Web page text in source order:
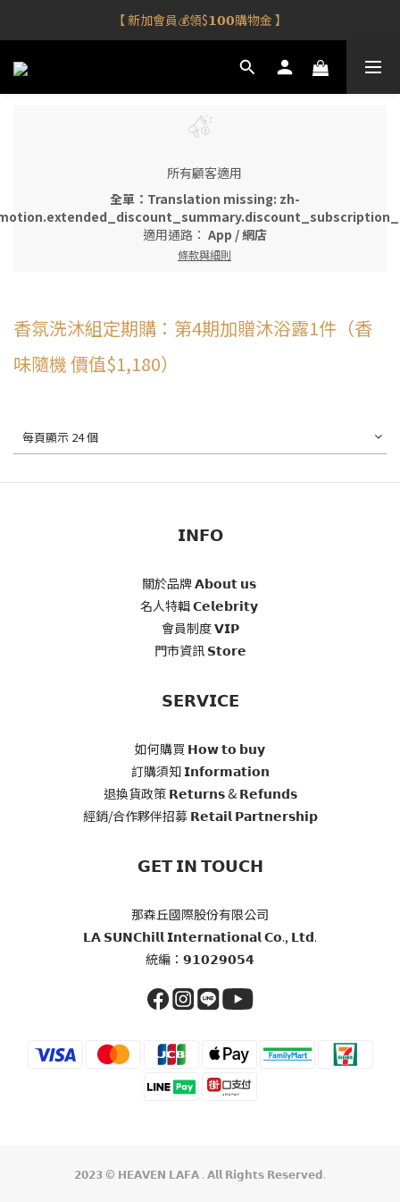
【 限時滿額😎抽王陽明跨界禮盒】
【 新加會員💰領$𝟭𝟬𝟬購物金 】
【新品到！車用香氛✨任選𝟮件享𝟵𝟱折⮕】
所有顧客適用
全單：Translation missing: zh-
適用通路： App /網店
條款與細則
香氛洗沐組定期購：第4期加贈沐浴露1件（香
味隨機 價值$1,180）
每頁顯示 24 個
𝗜𝗡𝗙𝗢
關於品牌 𝗔𝗯𝗼𝘂𝘁 𝘂𝘀
名人特輯 𝗖𝗲𝗹𝗲𝗯𝗿𝗶𝘁𝘆
會員制度 𝗩𝗜𝗣
門市資訊 𝗦𝘁𝗼𝗿𝗲
𝗦𝗘𝗥𝗩𝗜𝗖𝗘
如何購買 𝗛𝗼𝘄 𝘁𝗼 𝗯𝘂𝘆
訂購須知 𝗜𝗻𝗳𝗼𝗿𝗺𝗮𝘁𝗶𝗼𝗻
退換貨政策 𝗥𝗲𝘁𝘂𝗿𝗻𝘀 & 𝗥𝗲𝗳𝘂𝗻𝗱𝘀
經銷/合作夥伴招募 𝗥𝗲𝘁𝗮𝗶𝗹 𝗣𝗮𝗿𝘁𝗻𝗲𝗿𝘀𝗵𝗶𝗽
𝗚𝗘𝗧 𝗜𝗡 𝗧𝗢𝗨𝗖𝗛
那森丘國際股份有限公司
𝗟𝗔 𝗦𝗨𝗡𝗖𝗵𝗶𝗹𝗹 𝗜𝗻𝘁𝗲𝗿𝗻𝗮𝘁𝗶𝗼𝗻𝗮𝗹 𝗖𝗼., 𝗟𝘁𝗱.
統編：𝟵𝟭𝟬𝟮𝟵𝟬𝟱𝟰
𝟮𝟬𝟮𝟯 © 𝗛𝗘𝗔𝗩𝗘𝗡 𝗟𝗔𝗙𝗔 . 𝗔𝗹𝗹 𝗥𝗶𝗴𝗵𝘁𝘀 𝗥𝗲𝘀𝗲𝗿𝘃𝗲𝗱.